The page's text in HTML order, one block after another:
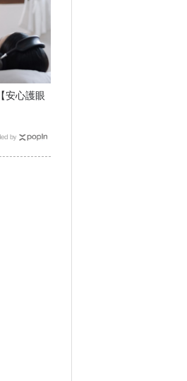
安心護眼
by